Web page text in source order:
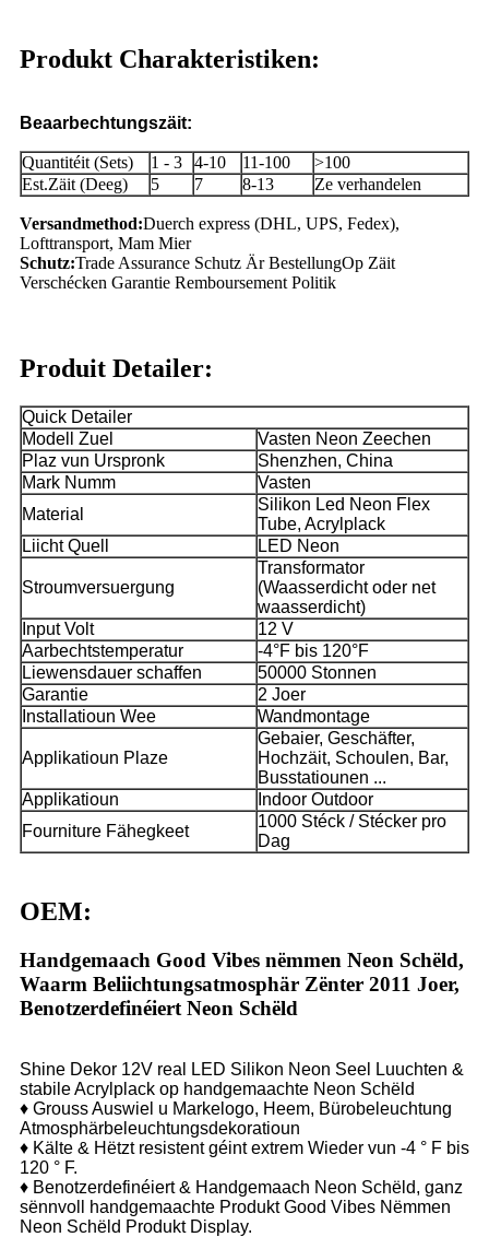
Produkt Charakteristiken:
Beaarbechtungszäit:
Quantitéit (Sets) 1 - 3 4-10 11-100
>100
Est.Zäit (Deeg)
5 7 8-13 Ze verhandelen
Versandmethod:Duerch express (DHL, UPS, Fedex),
Lofttransport, Mam Mier
Schutz:Trade Assurance Schutz Är BestellungOp Zäit
Verschécken Garantie Remboursement Politik
Produit Detailer:
Quick Detailer
Modell Zuel
Vasten Neon Zeechen
Plaz vun Urspronk
Shenzhen, China
Mark Numm
Vasten
Material
Silikon Led Neon Flex
Tube, Acrylplack
Liicht Quell
LED Neon
Stroumversuergung
Transformator
(Waasserdicht oder net
waasserdicht)
Input Volt
12 V
Aarbechtstemperatur
-4°F bis 120°F
Liewensdauer schaffen
50000 Stonnen
Garantie
2 Joer
Installatioun Wee
Wandmontage
Applikatioun Plaze
Gebaier, Geschäfter,
Hochzäit, Schoulen, Bar,
Busstatiounen ...
Applikatioun
Indoor Outdoor
Fourniture Fähegkeet
1000 Stéck / Stécker pro
Dag
OEM:
Handgemaach Good Vibes nëmmen Neon Schëld,
Waarm Beliichtungsatmosphär Zënter 2011 Joer,
Benotzerdefinéiert Neon Schëld
Shine Dekor 12V real LED Silikon Neon Seel Luuchten &
stabile Acrylplack op handgemaachte Neon Schëld
♦ Grouss Auswiel u Markelogo, Heem, Bürobeleuchtung
Atmosphärbeleuchtungsdekoratioun
♦ Kälte & Hëtzt resistent géint extrem Wieder vun -4 ° F bis
120 ° F.
♦ Benotzerdefinéiert & Handgemaach Neon Schëld, ganz
sënnvoll handgemaachte Produkt Good Vibes Nëmmen
Neon Schëld Produkt Display.